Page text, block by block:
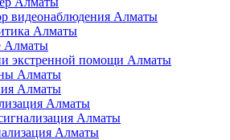
видеонаблюдения Алматы
Алматы
Алматы
экстренной помощи Алматы
Алматы
Алматы
Алматы
Алматы
Алматы